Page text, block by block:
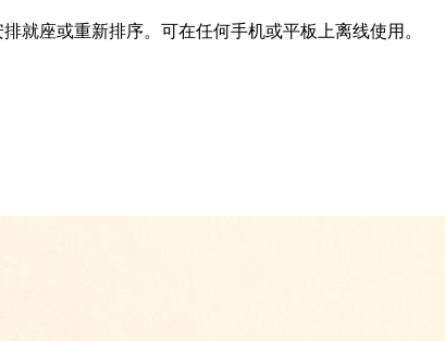
就座或重新排序。可在任何手机或平板上离线使用。